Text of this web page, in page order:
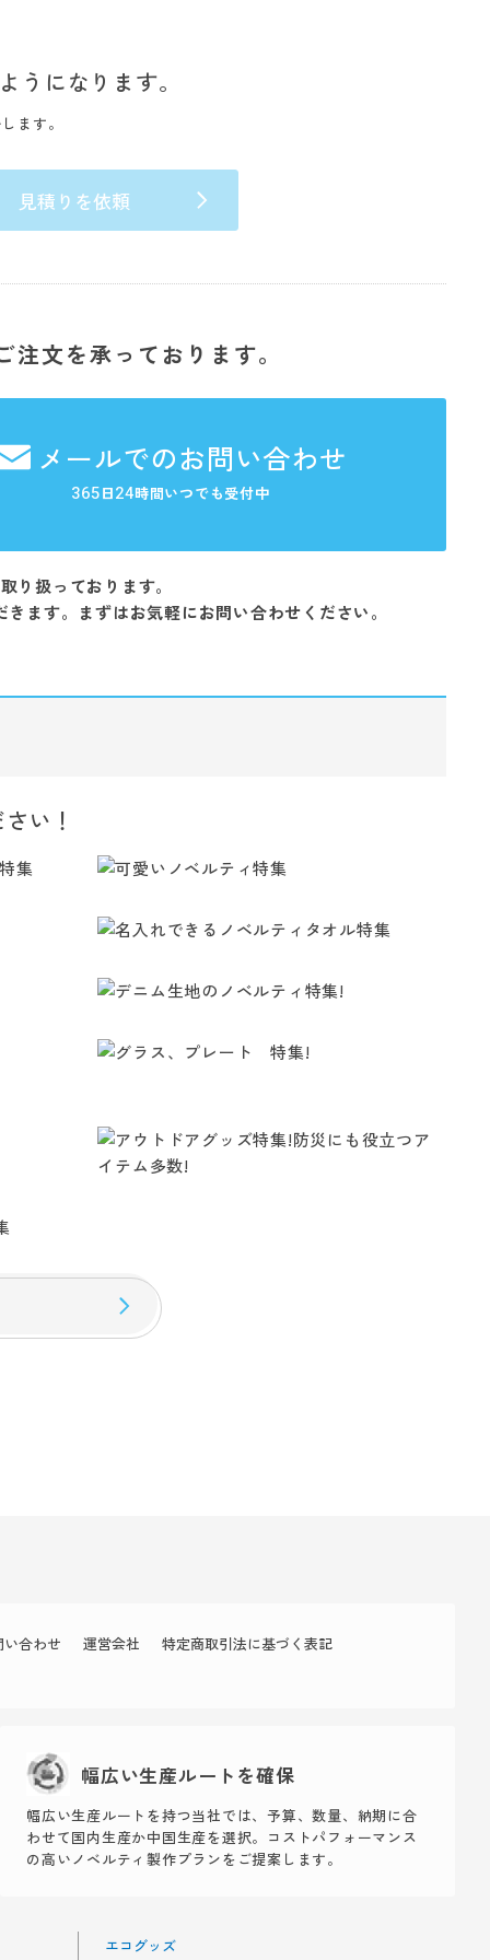
うになります。
ます。
見積りを依頼
文を承っております。
メールでのお問い合わせ
365日24時間いつでも受付中
り扱っております。
ます。まずはお気軽にお問い合わせください。
い！
い合わせ 運営会社
特定商取引法に基づく表記
幅広い生産ルートを確保
幅広い生産ルートを持つ当社では、予算、数量、納期に合
わせて国内生産か中国生産を選択。コストパフォーマンス
の高いノベルティ製作プランをご提案します。
エコグッズ